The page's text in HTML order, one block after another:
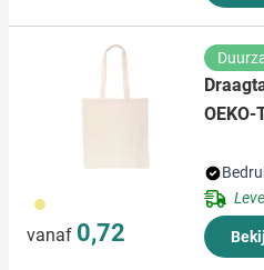
013
vanaf 0,72
OEKO-